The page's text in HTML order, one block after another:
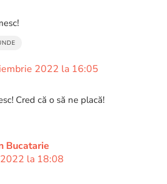
2022 la 16:05
Cred că o să ne placă!
Bucatarie
la 18:08